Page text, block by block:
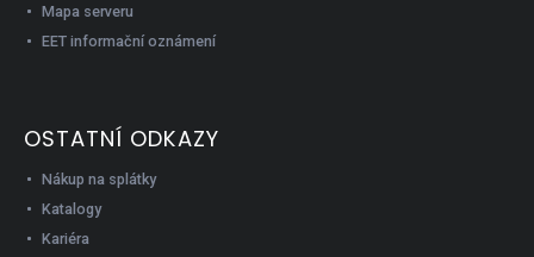
Mapa serveru
EET informační oznámení
OSTATNÍ ODKAZY
Nákup na splátky
Katalogy
Kariéra